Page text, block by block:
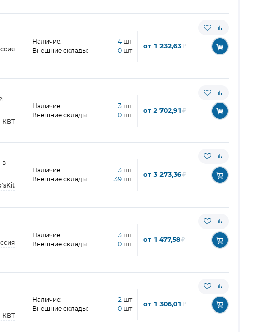
Наличие: 4 шт
Внешние склады: 0 шт
от 1 232,63₽
КВТ
Наличие: 3 шт
Внешние склады: 0 шт
от 2 702,91 ₽
в
Наличие: 3 шт
Внешние склады: 39 шт
от 3 273,36₽
Наличие: 3 шт
Внешние склады: 0 шт
от 1 477,58₽
КВТ
Наличие: 2 шт
Внешние склады: 0 шт
от 1 306,01 ₽